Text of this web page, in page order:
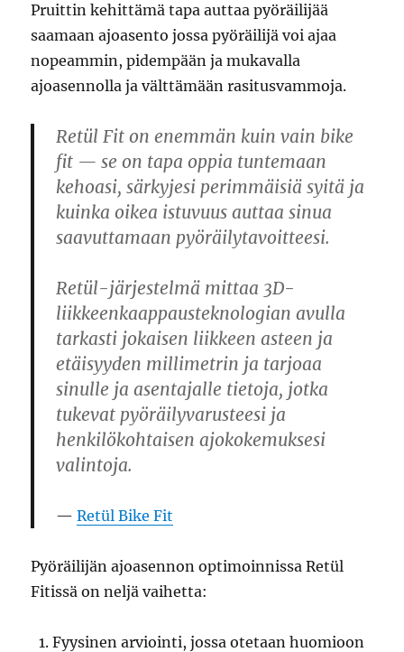
Pruittin kehittämä tapa auttaa pyöräilijää
saamaan ajoasento jossa pyöräilijä voi ajaa
nopeammin, pidempään ja mukavalla
ajoasennolla ja välttämään rasitusvammoja.
Retül Fit on enemmän kuin vain bike
fit — se on tapa oppia tuntemaan
kehoasi, särkyjesi perimmäisiä syitä ja
kuinka oikea istuvuus auttaa sinua
saavuttamaan pyöräilytavoitteesi.
Retül-järjestelmä mittaa 3D-
liikkeenkaappausteknologian avulla
tarkasti jokaisen liikkeen asteen ja
etäisyyden millimetrin ja tarjoaa
sinulle ja asentajalle tietoja, jotka
tukevat pyöräilyvarusteesi ja
henkilökohtaisen ajokokemuksesi
valintoja.
Retül Bike Fit
Pyöräilijän ajoasennon optimoinnissa Retül
Fitissä on neljä vaihetta:
Fyysinen arviointi, jossa otetaan huomioon